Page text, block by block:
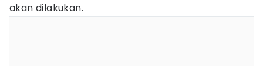
akan dilakukan.